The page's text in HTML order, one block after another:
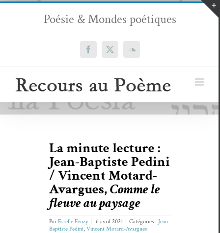
Passer
contenu
Poésie & Mondes poétiques
Facebook
X SoundCloud
La minute lecture :
Jean-Baptiste Pedini
/ Vincent Motard-
Avargues,Comme le
fleuve au paysage
ParEstelle Fenzy 6 avril 2021 Catégories : Jean-
Baptiste Pedini, Vincent Motard-Avargues